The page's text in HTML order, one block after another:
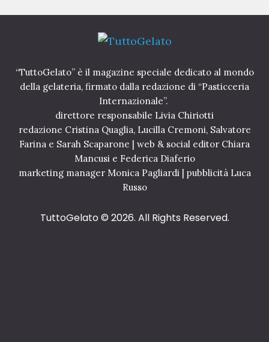
“TuttoGelato” è il magazine speciale dedicato al mondo
della gelateria, firmato dalla redazione di “Pasticceria
Internazionale”.
direttore responsabile Livia Chiriotti
redazione Cristina Quaglia, Lucilla Cremoni, Salvatore
Farina e Sarah Scaparone | web & social editor Chiara
Mancusi e Federica Diaferio
marketing manager Monica Pagliardi | pubblicità Luca
Russo
TuttoGelato © 2026. All Rights Reserved.